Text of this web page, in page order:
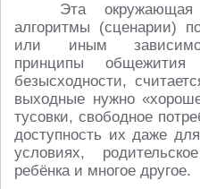
Эта
алгоритмы (сценарии)
или иным
принципы
безысходности,
выходные нужно
тусовки, свободное
доступность их даже
условиях,
ребёнка и многое другое.